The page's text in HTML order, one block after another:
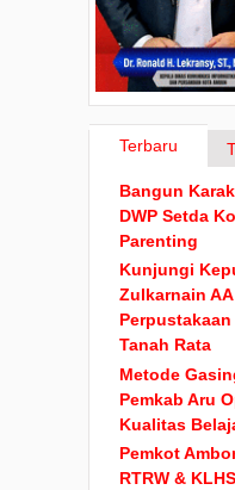
Terbaru
Bangun
DWP Setda
Parenting
Kunjungi
Zulkarnain
Tanah Rata
Metode
Pemkab Aru
Kualitas
Pemkot
RTRW &